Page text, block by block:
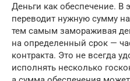
Деньги как обеспечение. В
переводит нужную сумму
тем самым замораживая
на определенный срок —
контракта. Это не всегда
исполнять несколько